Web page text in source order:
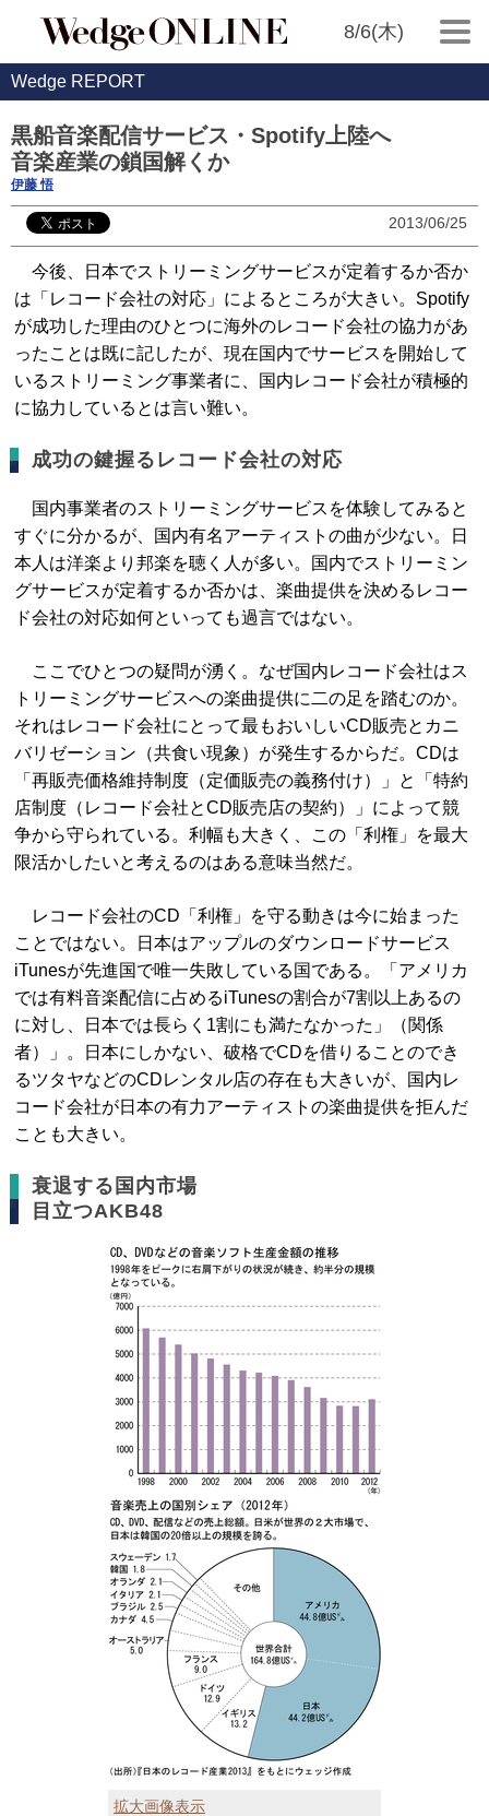
8/6(木)
Wedge REPORT
黒船音楽配信サービス・Spotify上陸へ
音楽産業の鎖国解くか
伊藤 悟
2013/06/25
今後、日本でストリーミングサービスが定着するか否か
は「レコード会社の対応」によるところが大きい。Spotify
が成功した理由のひとつに海外のレコード会社の協力があ
ったことは既に記したが、現在国内でサービスを開始して
いるストリーミング事業者に、国内レコード会社が積極的
に協力しているとは言い難い。
成功の鍵握るレコード会社の対応
国内事業者のストリーミングサービスを体験してみると
すぐに分かるが、国内有名アーティストの曲が少ない。日
本人は洋楽より邦楽を聴く人が多い。国内でストリーミン
グサービスが定着するか否かは、楽曲提供を決めるレコー
ド会社の対応如何といっても過言ではない。
ここでひとつの疑問が湧く。なぜ国内レコード会社はス
トリーミングサービスへの楽曲提供に二の足を踏むのか。
それはレコード会社にとって最もおいしいCD販売とカニ
バリゼーション（共食い現象）が発生するからだ。CDは
「再販売価格維持制度（定価販売の義務付け）」と「特約
店制度（レコード会社とCD販売店の契約）」によって競
争から守られている。利幅も大きく、この「利権」を最大
限活かしたいと考えるのはある意味当然だ。
レコード会社のCD「利権」を守る動きは今に始まった
ことではない。日本はアップルのダウンロードサービス
iTunesが先進国で唯一失敗している国である。「アメリカ
では有料音楽配信に占めるiTunesの割合が7割以上あるの
に対し、日本では長らく1割にも満たなかった」（関係
者）」。日本にしかない、破格でCDを借りることのでき
るツタヤなどのCDレンタル店の存在も大きいが、国内レ
コード会社が日本の有力アーティストの楽曲提供を拒んだ
ことも大きい。
衰退する国内市場
目立つAKB48
拡大画像表示